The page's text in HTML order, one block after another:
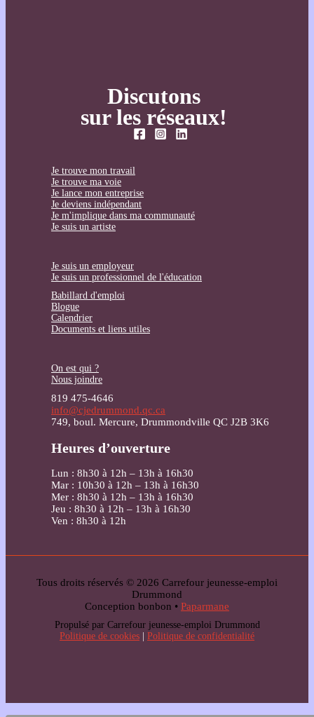
Discutons
sur les réseaux!
Je trouve mon travail
Je trouve ma voie
Je lance mon entreprise
Je deviens indépendant
Je m'implique dans ma communauté
Je suis un artiste
Je suis un employeur
Je suis un professionnel de l'éducation
Babillard d'emploi
Blogue
Calendrier
Documents et liens utiles
On est qui ?
Nous joindre
819 475-4646
info@cjedrummond.qc.ca
749, boul. Mercure, Drummondville QC J2B 3K6
Heures d’ouverture
Lun : 8h30 à 12h – 13h à 16h30
Mar : 10h30 à 12h – 13h à 16h30
Mer : 8h30 à 12h – 13h à 16h30
Jeu : 8h30 à 12h – 13h à 16h30
Ven : 8h30 à 12h
Tous droits réservés © 2026 Carrefour jeunesse-emploi
Drummond
Conception bonbon • Paparmane
Propulsé par Carrefour jeunesse-emploi Drummond
Politique de cookies
Politique de confidentialité